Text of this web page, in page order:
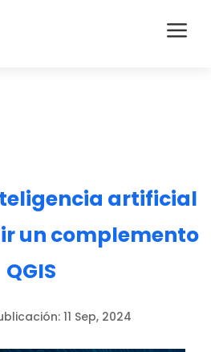
a
artificial
un complemento
QGIS
11 Sep, 2024